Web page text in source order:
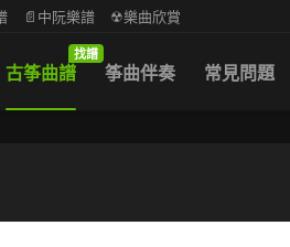
古筝曲譜
找譜
筝曲伴奏 常見問題
📄中阮樂譜 ☢樂曲欣賞